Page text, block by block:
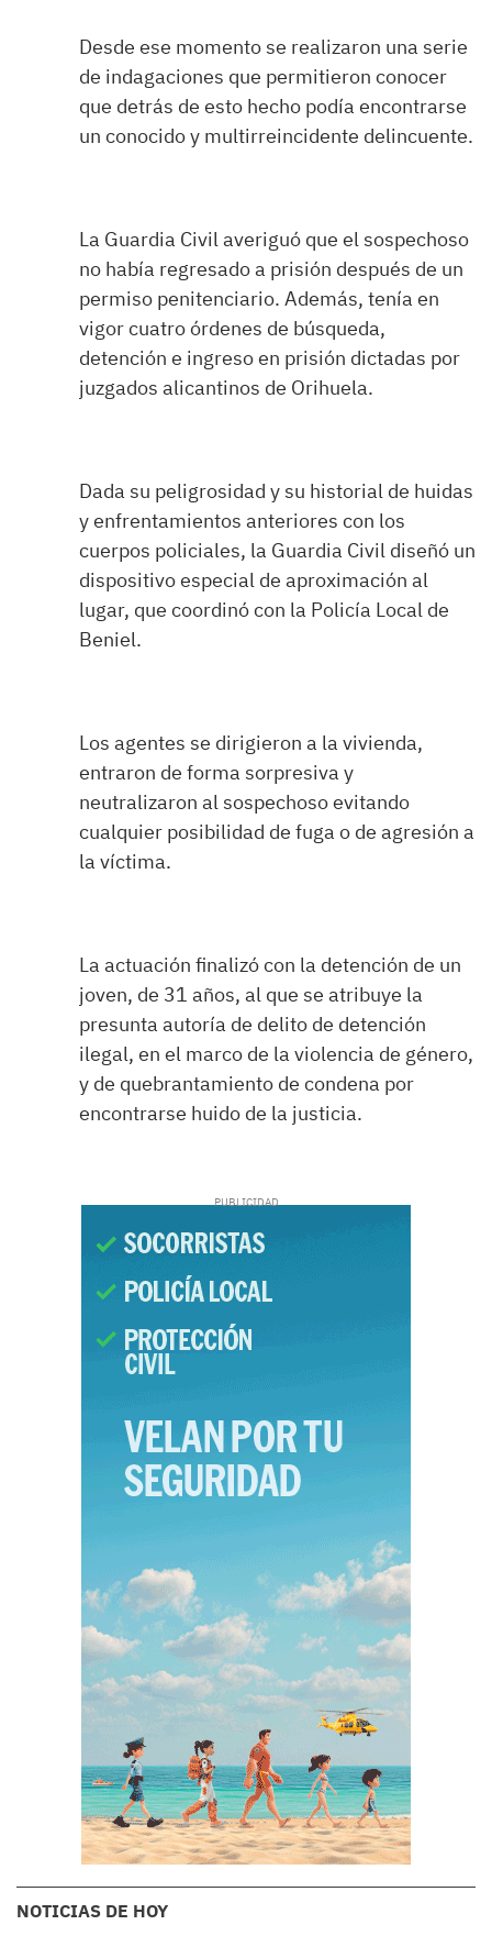
Desde ese momento se realizaron una serie
de indagaciones que permitieron conocer
que detrás de esto hecho podía encontrarse
un conocido y multirreincidente delincuente.
La Guardia Civil averiguó que el sospechoso
no había regresado a prisión después de un
permiso penitenciario. Además, tenía en
vigor cuatro órdenes de búsqueda,
detención e ingreso en prisión dictadas por
juzgados alicantinos de Orihuela.
Dada su peligrosidad y su historial de huidas
y enfrentamientos anteriores con los
cuerpos policiales, la Guardia Civil diseñó un
dispositivo especial de aproximación al
lugar, que coordinó con la Policía Local de
Beniel.
Los agentes se dirigieron a la vivienda,
entraron de forma sorpresiva y
neutralizaron al sospechoso evitando
cualquier posibilidad de fuga o de agresión a
la víctima.
La actuación finalizó con la detención de un
joven, de 31 años, al que se atribuye la
presunta autoría de delito de detención
ilegal, en el marco de la violencia de género,
y de quebrantamiento de condena por
encontrarse huido de la justicia.
NOTICIAS DE HOY